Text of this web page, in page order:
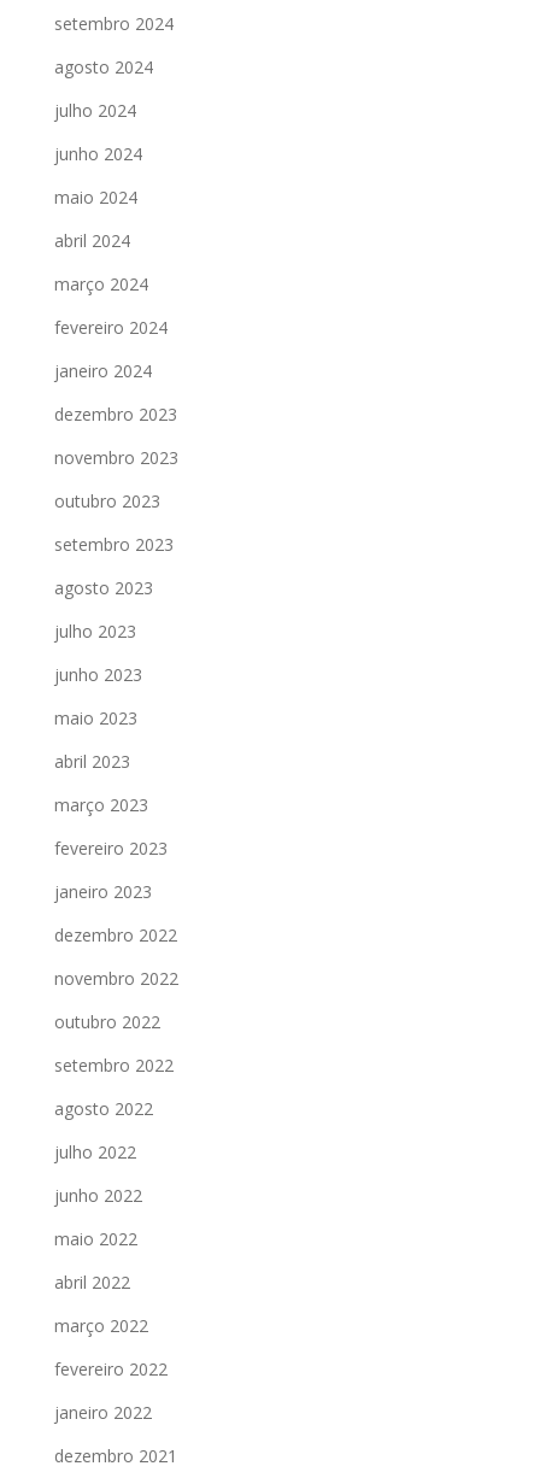
setembro 2024
agosto 2024
julho 2024
junho 2024
maio 2024
abril 2024
março 2024
fevereiro 2024
janeiro 2024
dezembro 2023
novembro 2023
outubro 2023
setembro 2023
agosto 2023
julho 2023
junho 2023
maio 2023
abril 2023
março 2023
fevereiro 2023
janeiro 2023
dezembro 2022
novembro 2022
outubro 2022
setembro 2022
agosto 2022
julho 2022
junho 2022
maio 2022
abril 2022
março 2022
fevereiro 2022
janeiro 2022
dezembro 2021